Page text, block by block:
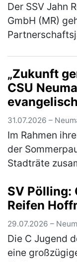
Der SSV Jahn
GmbH (MR)
f…(mehr)
„Zukunft
CSU
31.07.2026 –
Im Rahmen
der
Stadträte
Mich…(mehr)
SV Pölling:
Reifen
29.07.2026 –
Die C Jugend
eine